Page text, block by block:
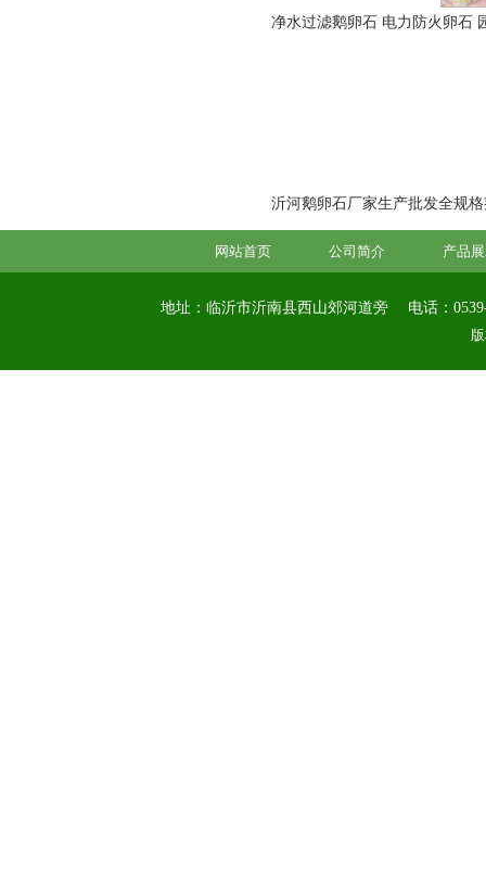
净水过滤鹅卵石 电力防火卵石
沂河鹅卵石厂家生产批发全规
网站首页 公司简介 产品
地址：临沂市沂南县西山郊河道旁
电话：